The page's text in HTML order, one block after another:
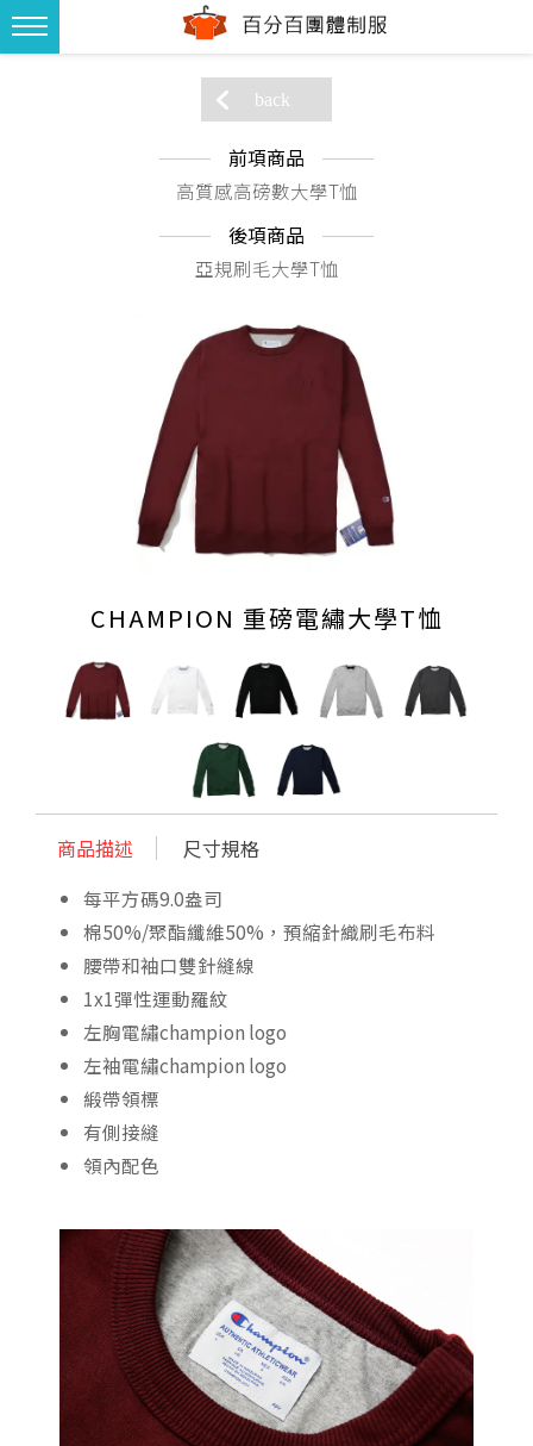
back
前項商品
高質感高磅數大學T恤
後項商品
亞規刷毛大學T恤
CHAMPION 重磅電繡大學T恤
商品描述 尺寸規格
每平方碼9.0盎司
棉50%/聚酯纖維50%，預縮針織刷毛布料
腰帶和袖口雙針縫線
1x1彈性運動羅紋
左胸電繡champion logo
左袖電繡champion logo
緞帶領標
有側接縫
領內配色